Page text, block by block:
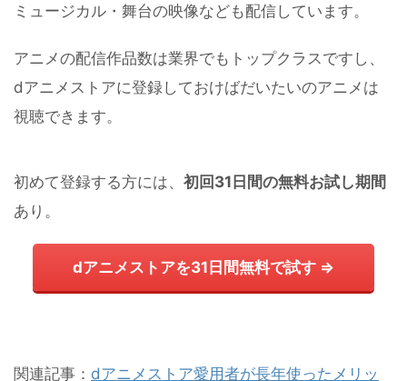
ミュージカル・舞台の映像なども配信しています。
アニメの配信作品数は業界でもトップクラスですし、
dアニメストアに登録しておけばだいたいのアニメは
視聴できます。
初めて登録する方には、 初回31日間の無料お試し期間
あり。
dアニメストアを31日間無料で試す ⇒
関連記事： dアニメストア愛用者が長年使ったメリッ